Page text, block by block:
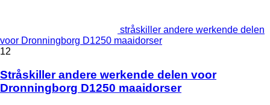
stråskiller andere werkende delen
voor Dronningborg D1250 maaidorser
12
Stråskiller andere werkende delen voor
Dronningborg D1250 maaidorser